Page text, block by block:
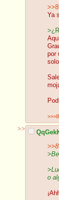
Ya
por
>>
o